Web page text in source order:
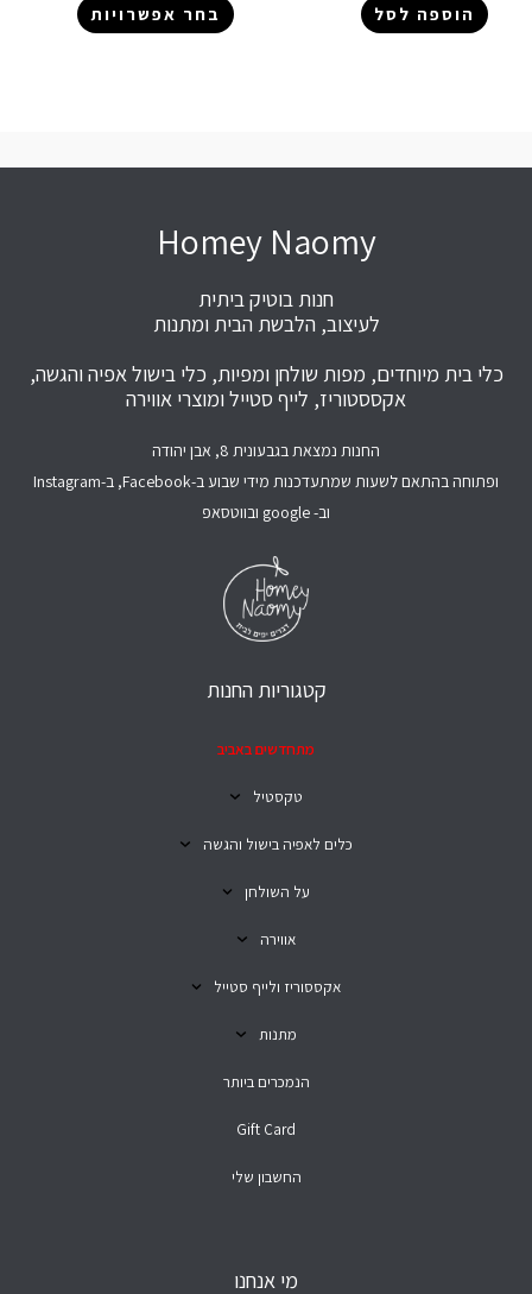
הוספה לסל בחר אפשרויות
Homey Naomy
חנות בוטיק ביתית
לעיצוב, הלבשת הבית ומתנות
כלי בית מיוחדים, מפות שולחן ומפיות, כלי בישול אפיה והגשה,
אקססטוריז, לייף סטייל ומוצרי אווירה
החנות נמצאת בגבעונית 8, אבן יהודה
ופתוחה בהתאם לשעות שמתעדכנות מידי שבוע ב-Facebook, ב-Instagram
וב- google ובווטסאפ
קטגוריות החנות
מתחדשים באביב
טקסטיל
כלים לאפיה בישול והגשה
על השולחן
אווירה
אקססוריז ולייף סטייל
מתנות
הנמכרים ביותר
Gift Card
החשבון שלי
מי אנחנו